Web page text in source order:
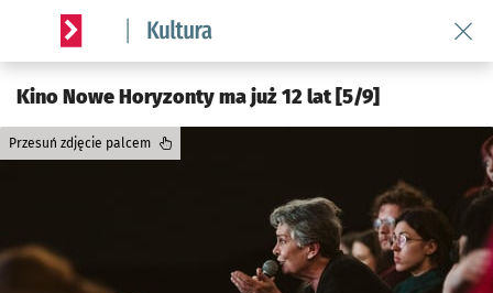
Serwis informacyjny wroclaw.pl podserwis: Kultura
Kino Nowe Horyzonty ma już 12 lat [5/9]
Przesuń zdjęcie palcem